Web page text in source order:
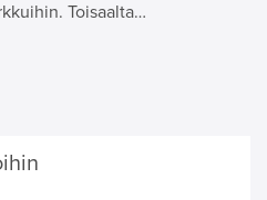
Toisaalta…